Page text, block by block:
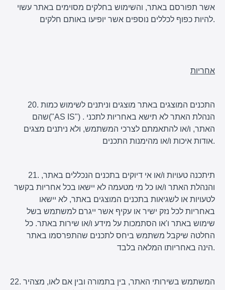
אשר תפורסם באתר, והשימוש בחלקים מסוימים באתר עשוי
להיות כפוף לכללים נוספים אשר יופיעו באותם חלקים.
אחריות
20. התכנים המוצגים באתר מוצגים וניתנים לשימוש כמות
שהם("AS IS") . הנהלת האתר לא תישא באחריות לתכני
האתר, ו/או להתאמתם לצרכי המשתמש, ולא ניתנים מצגים
אודות איכות ו/או מהימנות התכנים.
21. תיתכנה טעויות ו/או אי דיוקים בתכנים הנכללים באתר,
והנהלת האתר ו/או כל מי מטעמה לא יישאו בכל אחריות בקשר
לטעויות או לשגיאות בתכנים המוצגים באתר, לא יישאו
באחריות לכל נזק ישיר או עקיף אשר ייגרם למשתמש בשל
שימוש באתר ו'או הסתמכות על מידע ו/או שירות באתר. כל
החלטה שיקבל משתמש ביחס לתכנים שהתפרסמו באתר
הינה באחריותו המלאה בלבד.
22. המשתמש בשירותי האתר, בין בתמורה ובין אם לאו, מצהיר